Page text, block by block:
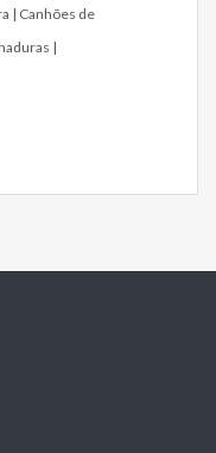
Canhões de